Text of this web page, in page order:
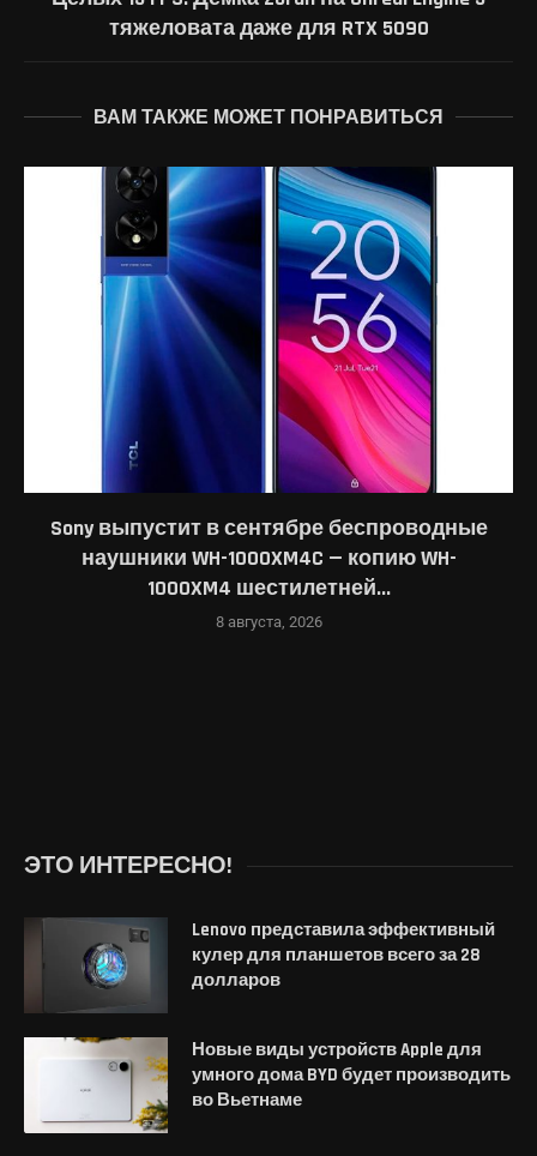
тяжеловата даже для RTX 5090
ВАМ ТАКЖЕ МОЖЕТ ПОНРАВИТЬСЯ
Sony выпустит в сентябре беспроводные
наушники WH-1000XM4C — копию WH-
1000XM4 шестилетней...
8 августа, 2026
ЭТО ИНТЕРЕСНО!
Lenovo представила эффективный
кулер для планшетов всего за 28
долларов
Новые виды устройств Apple для
умного дома BYD будет производить
во Вьетнаме